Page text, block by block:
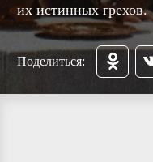
их истинных грехов.
Поделиться: